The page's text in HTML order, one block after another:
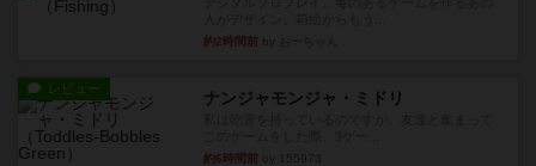
約2時間前
レビュー ナンジャモンジャ・ミドリ
約6時間前